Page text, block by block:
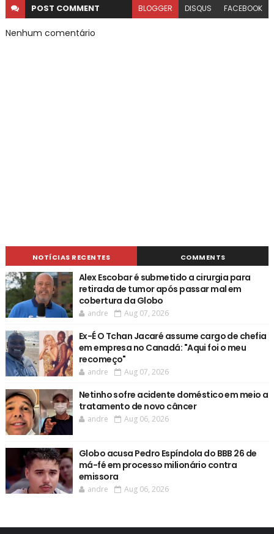
POST COMMENT BLOGGER DISQUS FACEBOOK
Nenhum comentário
NOTÍCIAS RECENTES COMMENTS
Alex Escobar é submetido a cirurgia para
retirada de tumor após passar mal em
cobertura da Globo
andre Aug 07, 2026
Ex-É O Tchan Jacaré assume cargo de chefia
em empresa no Canadá: "Aqui foi o meu
recomeço"
andre Aug 07, 2026
Netinho sofre acidente doméstico em meio a
tratamento de novo câncer
andre Aug 06, 2026
Globo acusa Pedro Espíndola do BBB 26 de
má-fé em processo milionário contra
emissora
andre Aug 06, 2026